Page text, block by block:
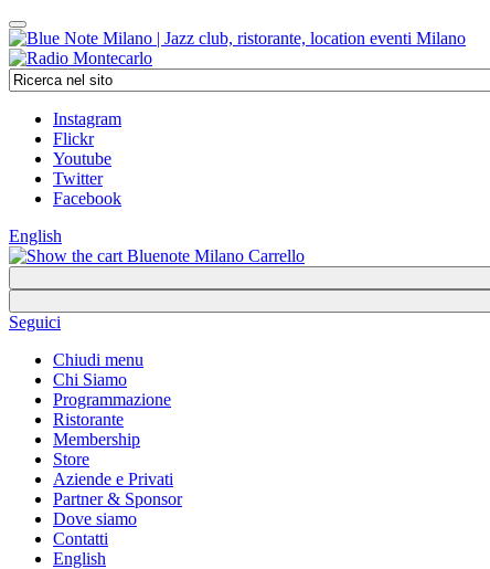
Instagram
Flickr
Youtube
Twitter
Facebook
English
Carrello
Seguici
Chiudi menu
Chi Siamo
Programmazione
Ristorante
Membership
Store
Aziende e Privati
Partner & Sponsor
Dove siamo
Contatti
English